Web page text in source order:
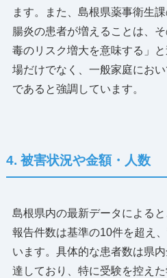
ます。また、島根県薬事衛生
腸炎の患者が増えることは、
毒のリスク増大を意味する」
場だけでなく、一般家庭にお
であると強調しています。
4. 被害状況や金額・人数
島根県内の最新データによる
報告件数は基準の10件を超え
います。具体的な患者数は県
達しており、特に受験を控え